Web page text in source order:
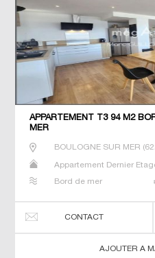
APPARTEMENT T3 94 M2
MER
BOULOGNE SUR MER (
Appartement Dernier
Bord de mer
CONTACT
AJOUTER A